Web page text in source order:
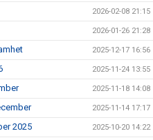
2026-02-08 21:15
2026-01-26 21:28
2025-12-17 16:56
2025-11-24 13:55
2025-11-18 14:08
2025-11-14 17:17
2025 2025-10-20 14:22